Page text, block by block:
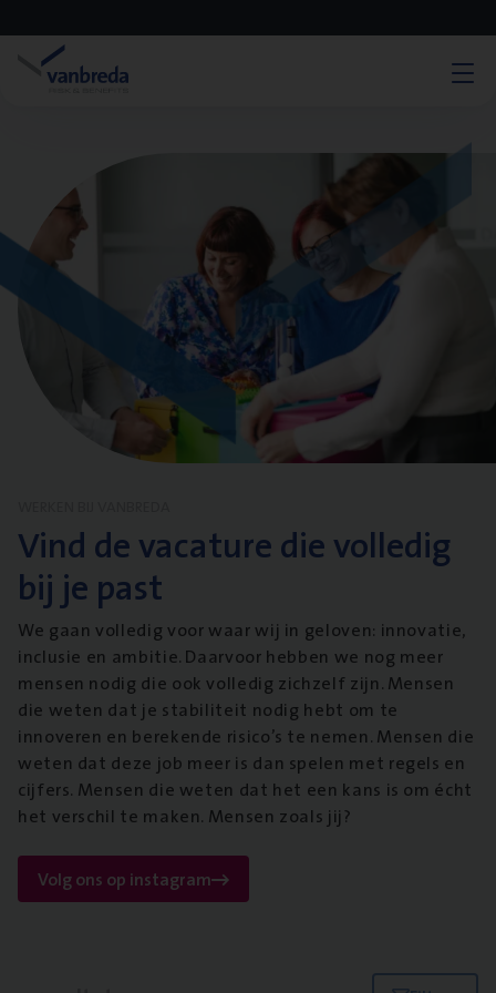
Vind de vacature die volledig
bij je past
We gaan volledig voor waar wij in geloven: innovatie,
inclusie en ambitie. Daarvoor hebben we nog meer
mensen nodig die ook volledig zichzelf zijn. Mensen
die weten dat je stabiliteit nodig hebt om te
innoveren en berekende risico’s te nemen. Mensen die
weten dat deze job meer is dan spelen met regels en
cijfers. Mensen die weten dat het een kans is om écht
het verschil te maken. Mensen zoals jij?
Volg ons op instagram